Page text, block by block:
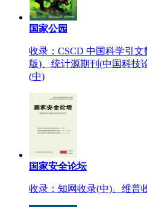
国家公园
收录：CSCD 中国科学引
版)、统计源期刊(中国科技
(中)
国家安全论坛
收录：知网收录(中)、维普